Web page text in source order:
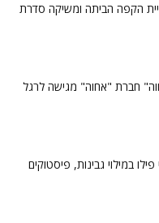
הקפה הביתה ומשיקה סדרת
חברת "אחוה" מגישה לרגל
במילוי גבינות, פיסטוקים